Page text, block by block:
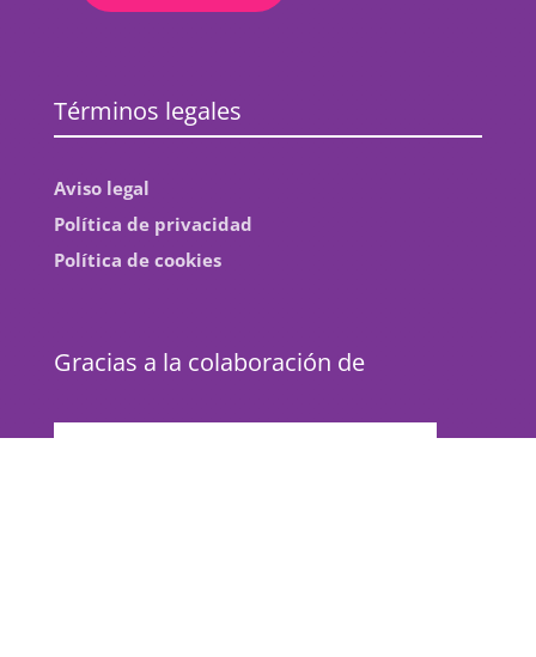
Términos legales
Aviso legal
Política de privacidad
Política de cookies
Gracias a la colaboración de